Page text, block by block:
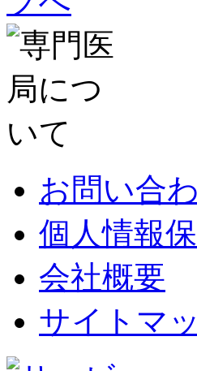
お問い合
個人情報
会社概要
サイトマ